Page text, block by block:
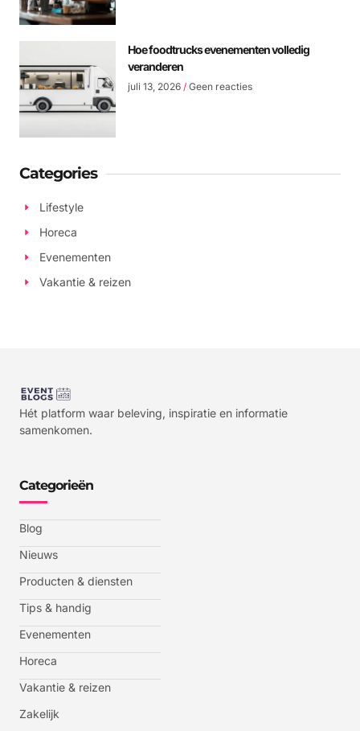
Hoe foodtrucks evenementen volledig
veranderen
juli 13, 2026 Geen reacties
Categories
Lifestyle
Horeca
Evenementen
Vakantie & reizen
Hét platform waar beleving, inspiratie en informatie
samenkomen.
Categorieën
Blog
Nieuws
Producten & diensten
Tips & handig
Evenementen
Horeca
Vakantie & reizen
Zakelijk